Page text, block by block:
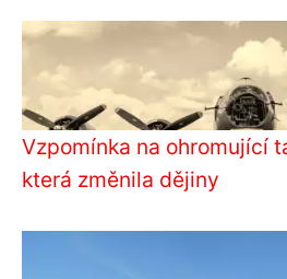
Vzpomínka na ohromující
která změnila dějiny